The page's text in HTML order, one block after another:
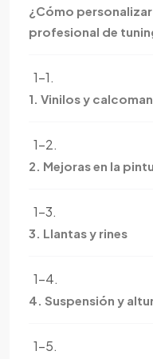
¿Cómo
profesional de
1-1.
1. Vinilos y
1-2.
2. Mejoras en la
1-3.
3. Llantas y rines
1-4.
4. Suspensión y
1-5.